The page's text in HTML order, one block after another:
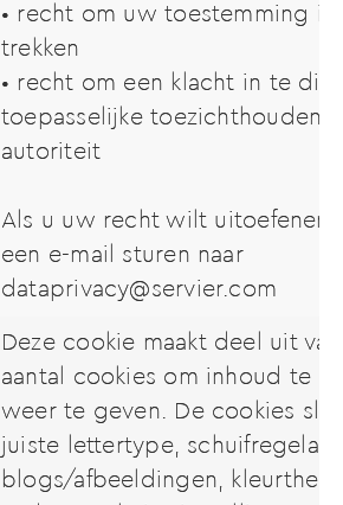
• recht om uw toestemming in
trekken
• recht om een klacht in te
toepasselijke
autoriteit
Als u uw recht wilt uitoefenen,
een e-mail sturen naar
dataprivacy@servier.com
Deze cookie maakt deel uit
aantal cookies om inhoud te
weer te geven. De cookies
juiste lettertype,
blogs/afbeeldingen,